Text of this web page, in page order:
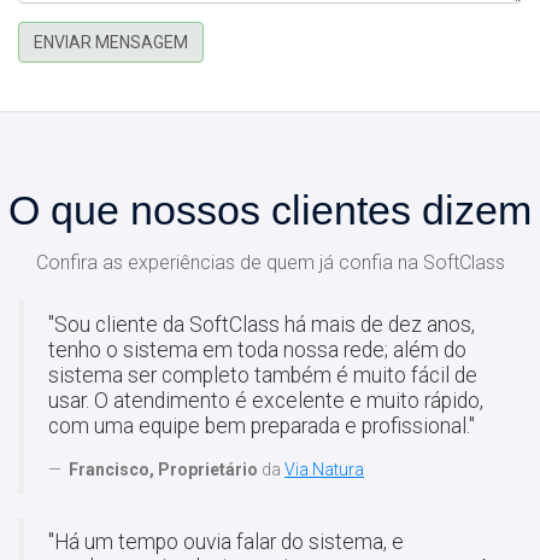
ENVIAR MENSAGEM
O que nossos clientes dizem
Confira as experiências de quem já confia na SoftClass
"Sou cliente da SoftClass há mais de dez anos,
tenho o sistema em toda nossa rede; além do
sistema ser completo também é muito fácil de
usar. O atendimento é excelente e muito rápido,
com uma equipe bem preparada e profissional."
Francisco, Proprietário da Via Natura
"Há um tempo ouvia falar do sistema, e